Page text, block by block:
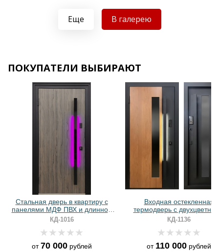
Хочу такую
Хочу такую Хочу такую
Еще В галерею
ПОКУПАТЕЛИ ВЫБИРАЮТ
Стальная дверь в квартиру с
панелями МДФ ПВХ и длинной
ручкой с RGB-подсветкой
КД-1016
от70 000рублей
Входная остекленная
термодверь с
панелями МДФ и
ручкой с LED-подсветкой
КД-1136
от 110 000 рублей